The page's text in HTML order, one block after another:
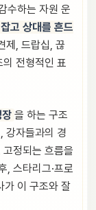
수하는 자원 운
고 상대를 흔드
제, 드랍십, 끊
전형적인 표
을 하는 구조
강자들과의 경
정되는 흐름을
, 스타리그·프로
가 이 구조와 잘